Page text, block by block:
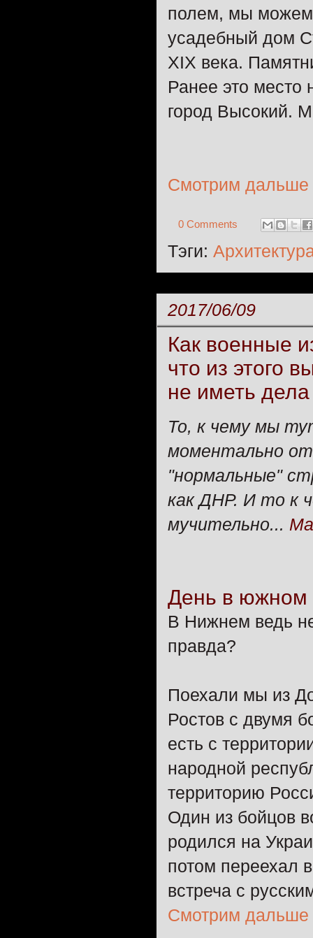
полем, мы можем
усадебный дом
XIX века.
Ранее это место
город Высокий.
Смотрим
0 Comments
Тэги:
2017/06/09
Как военные
что из этого
не иметь дела
То, к чему мы
моментально
"нормальные"
как ДНР. И то к
мучительно...
День в южном
В Нижнем ведь
правда?
Поехали мы из
Ростов с двумя
есть с
народной
территорию
Один из бойцов
родился на
потом переехал
встреча с
Смотрим